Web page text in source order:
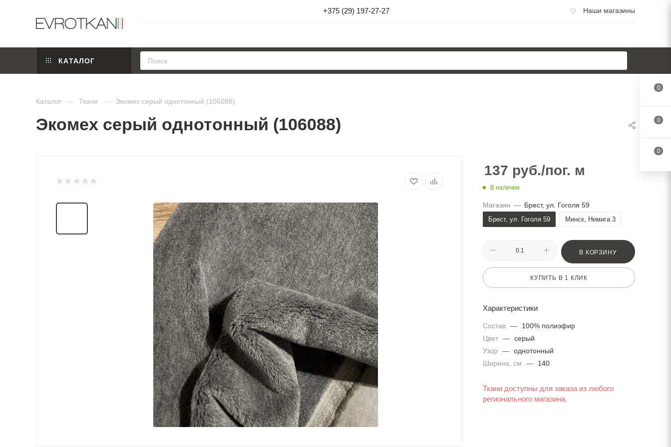
+375 (29) 197-27-27 Наши магазины
КАТАЛОГ
Каталог — Ткани — Экомех серый однотонный (106088)
Экомех серый однотонный (106088)
137 руб./пог. м
В наличии
Магазин — Брест, ул. Гоголя 59
Брест, ул. Гоголя 59 Минск, Немига 3
В КОРЗИНУ
КУПИТЬ В 1 КЛИК
Характеристики
Состав —
100% полиэфир
Цвет — серый
Узор
— однотонный
Ширина, см
— 140
Ткани доступны для заказа из любого
регионального магазина.
0
0
0